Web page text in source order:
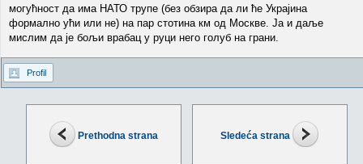
Prethodna strana Sledeća strana
могућност да има НАТО трупе (без обзира да ли ће Украјина
формално ући или не) на пар стотина км од Москве. Ја и даље
мислим да је бољи врабац у руци него голуб на грани.
Profil